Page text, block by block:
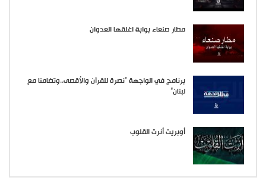
مطار صنعاء بوابة اغلقها العدوان
برنامج في الواجهة “نصرة للقرآن والأقصى..وتضامنا مع
لبنان”
أوبريت أنرت القلوب